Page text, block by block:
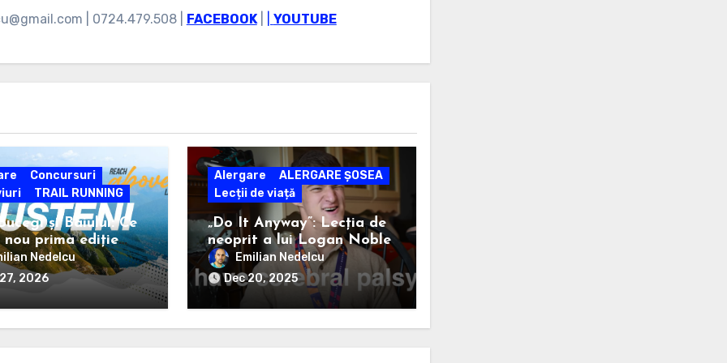
| 0724.479.508 | FACEBOOK| YOUTUBE
Concursuri
TRAIL RUNNING
și Baiului: Ce
nou prima ediție
Ultra Race
Nedelcu
2026
Alergare
ALERGARE ȘOSEA
Lecții de viață
„Do It Anyway”: Lecția de
neoprit a lui Logan Noble
Emilian Nedelcu
Dec 20, 2025